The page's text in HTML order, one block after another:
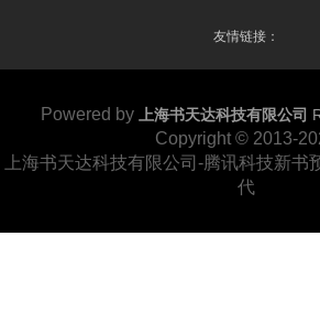
友情链接：
Powered by 上海书天达科技有限公司
Copyright © 2013-
上海书天达科技有限公司-腾讯科技新书
代